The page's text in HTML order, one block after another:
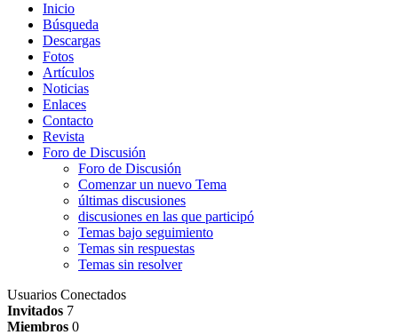
Inicio
Búsqueda
Descargas
Fotos
Artículos
Noticias
Enlaces
Contacto
Revista
Foro de Discusión
Foro de Discusión
Comenzar un nuevo Tema
últimas discusiones
discusiones en las que participó
Temas bajo seguimiento
Temas sin respuestas
Temas sin resolver
Usuarios Conectados
Invitados 7
Miembros 0